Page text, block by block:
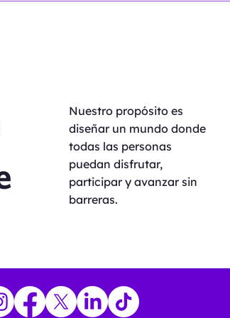
Nuestro propósito es
diseñar un mundo donde
todas las personas
puedan disfrutar,
participar y avanzar sin
barreras.